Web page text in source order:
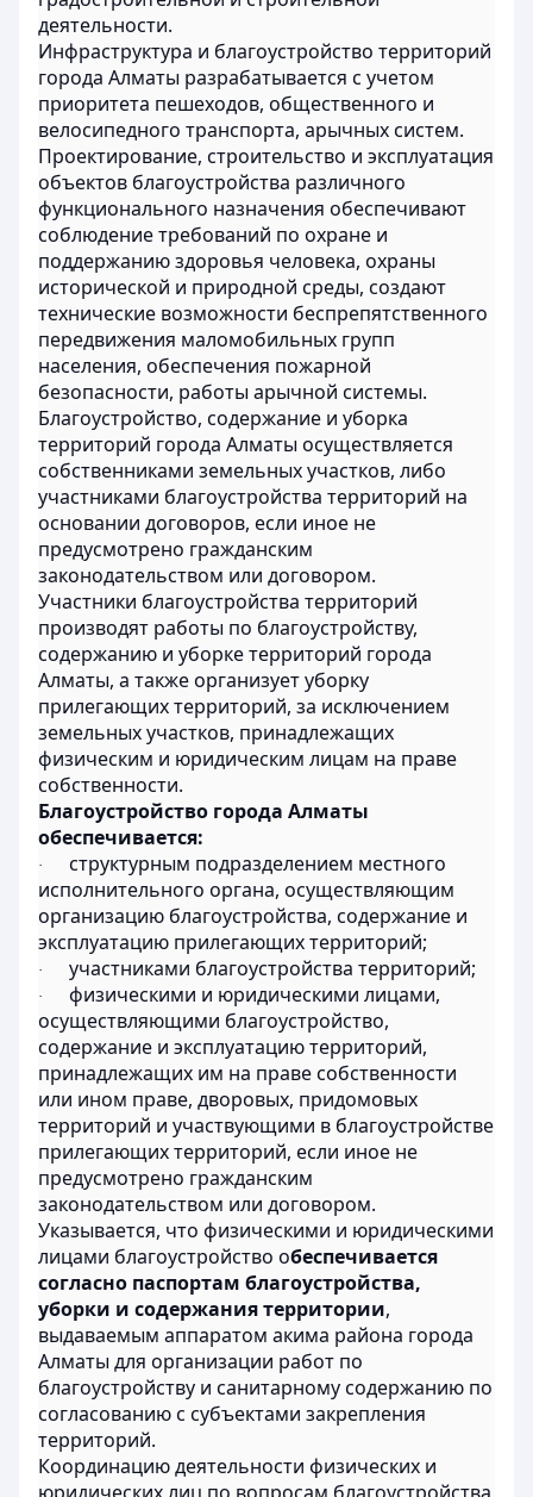
деятельности.
Инфраструктура и благоустройство территорий
города Алматы разрабатывается с учетом
приоритета пешеходов, общественного и
велосипедного транспорта, арычных систем.
Проектирование, строительство и эксплуатация
объектов благоустройства различного
функционального назначения обеспечивают
соблюдение требований по охране и
поддержанию здоровья человека, охраны
исторической и природной среды, создают
технические возможности беспрепятственного
передвижения маломобильных групп
населения, обеспечения пожарной
безопасности, работы арычной системы.
Благоустройство, содержание и уборка
территорий города Алматы осуществляется
собственниками земельных участков, либо
участниками благоустройства территорий на
основании договоров, если иное не
предусмотрено гражданским
законодательством или договором.
Участники благоустройства территорий
производят работы по благоустройству,
содержанию и уборке территорий города
Алматы, а также организует уборку
прилегающих территорий, за исключением
земельных участков, принадлежащих
физическим и юридическим лицам на праве
собственности.
Благоустройство города Алматы
обеспечивается:
·
структурным подразделением местного
исполнительного органа, осуществляющим
организацию благоустройства, содержание и
эксплуатацию прилегающих территорий;
· участниками благоустройства территорий;
·
физическими и юридическими лицами,
осуществляющими благоустройство,
содержание и эксплуатацию территорий,
принадлежащих им на праве собственности
или ином праве, дворовых, придомовых
территорий и участвующими в благоустройстве
прилегающих территорий, если иное не
предусмотрено гражданским
законодательством или договором.
Указывается, что физическими и юридическими
лицами благоустройство обеспечивается
согласно паспортам благоустройства,
уборки и содержания территории,
выдаваемым аппаратом акима района города
Алматы для организации работ по
благоустройству и санитарному содержанию по
согласованию с субъектами закрепления
территорий.
Координацию деятельности физических и